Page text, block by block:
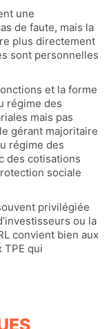
une
de faute, mais la
plus directement
sont personnelles
et la forme
régime des
mais pas
gérant majoritaire
régime des
des cotisations
sociale
privilégiée
ou la
convient bien aux
TPE qui